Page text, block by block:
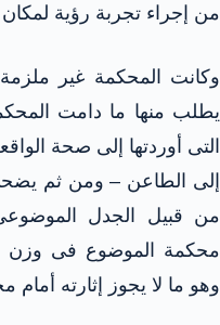
من إجراء تجربة رؤية
وكانت المحكمة غير ملزمة
يطلب منها ما دامت
التى أوردتها إلى صحة
إلى الطاعن – ومن ثم
من قبيل الجدل
محكمة الموضوع فى وزن
وهو ما لا يجوز إثارته